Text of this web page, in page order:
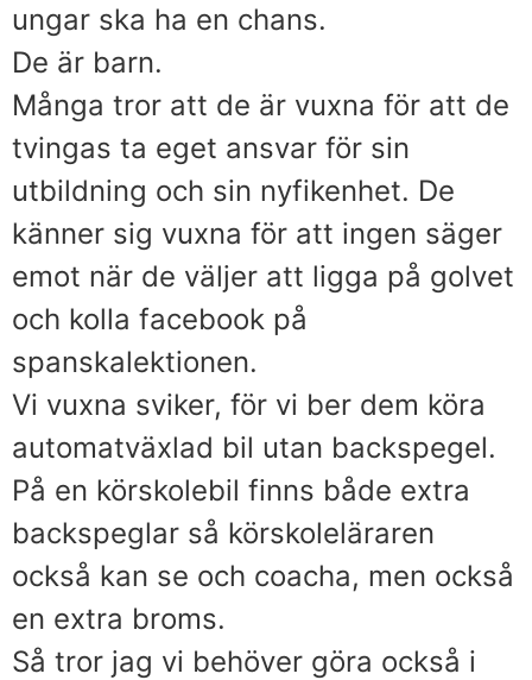
ungar ska ha en chans.
De är barn.
Många tror att de är vuxna för att de
tvingas ta eget ansvar för sin
utbildning och sin nyfikenhet. De
känner sig vuxna för att ingen säger
emot när de väljer att ligga på golvet
och kolla facebook på
spanskalektionen.
Vi vuxna sviker, för vi ber dem köra
automatväxlad bil utan backspegel.
På en körskolebil finns både extra
backspeglar så körskoleläraren
också kan se och coacha, men också
en extra broms.
Så tror jag vi behöver göra också i